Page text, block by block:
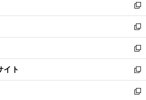
く
で
開
く
ド
ウ
で
開
く
ィ
ン
ド
ウ
で
開
く
新
し
い
ウ
ィ
ン
ド
ウ
で
新
し
い
ウ
ィ
ン
ド
新
し
い
ウ
ィ
イト
新
し
い
新